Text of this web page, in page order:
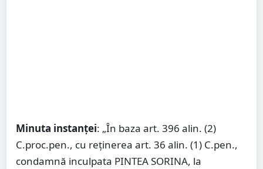
Minuta instanței: „În baza art. 396 alin. (2)
C.proc.pen., cu reţinerea art. 36 alin. (1) C.pen.,
condamnă inculpata PINTEA SORINA, la